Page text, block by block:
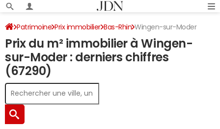
Patrimoine Prix immobilier Bas-Rhin Wingen-sur-Moder
Prix du m² immobilier à Wingen-
sur-Moder : derniers chiffres
(67290)